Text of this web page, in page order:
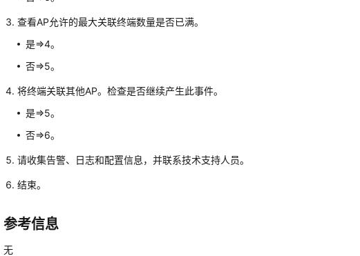
查看AP允许的最大关联终端数量是否已满。
是=>4。
否=>5。
将终端关联其他AP。检查是否继续产生此事件。
是=>5。
否=>6。
请收集告警、日志和配置信息，并联系技术支持人员。
结束。
参考信息
无